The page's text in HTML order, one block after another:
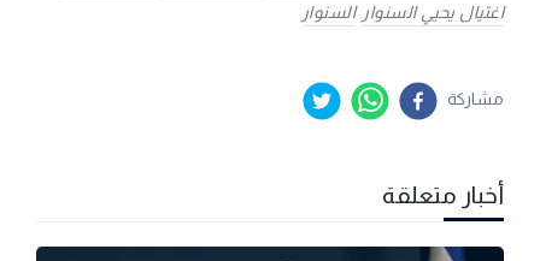
اغتيال يحيي السنوار السنوار
مشاركة
أخبار متعلقة